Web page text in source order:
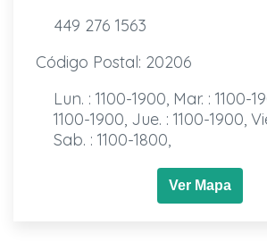
449 276 1563
Código Postal: 20206
Lun. : 1100-1900, Mar. : 1100-
1100-1900, Jue. : 1100-1900,
Sab. : 1100-1800,
Ver Mapa